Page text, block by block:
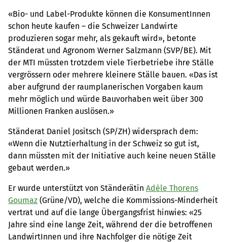
«Bio- und Label-Produkte können die KonsumentInnen
schon heute kaufen – die Schweizer Landwirte
produzieren sogar mehr, als gekauft wird», betonte
Ständerat und Agronom Werner Salzmann (SVP/BE). Mit
der MTI müssten trotzdem viele Tierbetriebe ihre Ställe
vergrössern oder mehrere kleinere Ställe bauen. «Das ist
aber aufgrund der raumplanerischen Vorgaben kaum
mehr möglich und würde Bauvorhaben weit über 300
Millionen Franken auslösen.»
Ständerat Daniel Jositsch (SP/ZH) widersprach dem:
«Wenn die Nutztierhaltung in der Schweiz so gut ist,
dann müssten mit der Initiative auch keine neuen Ställe
gebaut werden.»
Er wurde unterstützt von Ständerätin Adèle Thorens
Goumaz (Grüne/VD), welche die Kommissions-Minderheit
vertrat und auf die lange Übergangsfrist hinwies: «25
Jahre sind eine lange Zeit, während der die betroffenen
LandwirtInnen und ihre Nachfolger die nötige Zeit